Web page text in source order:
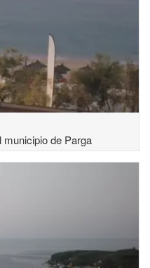
municipio de Parga